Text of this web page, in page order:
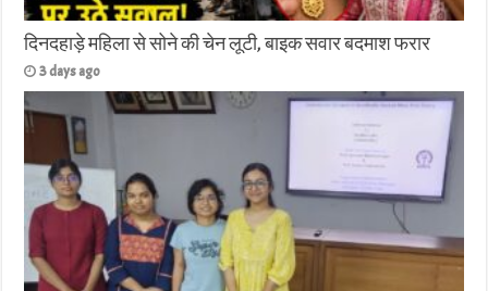
दिनदहाड़े महिला से सोने की चेन लूटी, बाइक सवार बदमाश फरार
3 days ago